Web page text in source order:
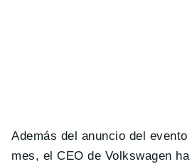
Además del anuncio del
mes, el CEO de Volkswagen